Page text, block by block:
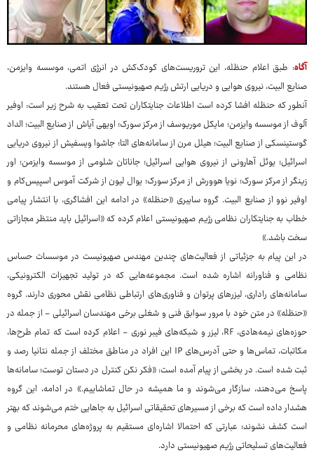
آگاه: طبق اعلام حنظله، این تروریست‌های کودک‌کش در انرژی اتمی، موسسه وایزمن،
صنایع البیت، نیروی هوایی و دریایی ارتش رژیم صهیونیستی فعال هستند.
آنطور که حنظله افشا کرده است اطلاعات جنایتکاران تحت تعقیب به شرح زیر است: اوفیر
آلوف از موسسه وایزمن؛ مایکل موریوسف از مرکز سورک؛ اویهی آیاش از صنایع البیت؛ الداد
گوستینسکی از صنایع البیت؛ هیلل مرن از سامانه‌های التا؛ جاشوا ویسفیش از نیروی دریایی
اسرائیل؛ یوئل آهارونی از نیروی هوایی اسرائیل؛ جاناتان شلومی از موسسه وایزمن؛ اور
زینگر از مرکز سورک؛ نویا هوورش از مرکز سورک؛ یوال لیون از شرکت آموس اسپیس‌کام و
اوفیر نوو از صنایع البیت. گروه سایبری «حنظله» در ادامه این افشاگری، با انتشار پیامی
خطاب به جنایتکاران نظامی رژیم صهیونیستی اعلام کرده که «اسرائیل باید منتظر مجازاتی
سخت باشد.»
در این پیام به جزئیاتی از فعالیت‌های چندین مهندس صهیونیست در موسسات حساس
نظامی و فناورانه اشاره شده است. مجموعه‌هایی که در تولید تجهیزات الکترونیکی،
سامانه‌های راداری، لیزرهای پرتوان و فناوری‌های ارتباطی نظامی نقش محوری دارند. گروه
«حنظله» در متن خود با مرور سوابق فنی و شغلی برخی مهندسان اسرائیلی - از جمله در
حوزه‌های نیمه‌هادی، RF، لیزر و شبکه‌های فیبر نوری - اعلام کرده است که تمام طرح‌ها،
مکاتبات، تماس‌ها و حتی آدرس‌های IP این افراد در مناطق مختلف از جمله نتانیا رصد و
ثبت شده است. در بخشی از پیام آمده است: «فکر نکن کنترل در دستان توست؛ سامانه‌ها
پاسخ می‌دهند، سازگار می‌شوند و ما همیشه در حال تماشاییم.» در ادامه، این گروه
هشدار داده است که برخی از مسیرهای تحقیقاتی اسرائیل به جاهایی ختم می‌شوند که بهتر
است کشف نشوند؛ عبارتی که احتمالا اشاره‌ای مستقیم به پروژه‌های محرمانه نظامی و
فعالیت‌های تسلیحاتی رژیم صهیونیستی دارد.